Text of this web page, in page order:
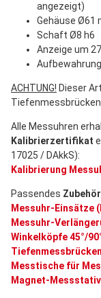
angezeigt)
Gehäuse Ø61
Schaft Ø8 h6
Anzeige um
ACHTUNG! Dieser
Alle Messuhren
Kalibrierzertifikat
17025 / DAkkS):
Kalibrierung
Passendes Zubehör
Messuhr-Einsätze
Messuhr-
Winkelköpfe 45°/
Messtische für
Magnet-